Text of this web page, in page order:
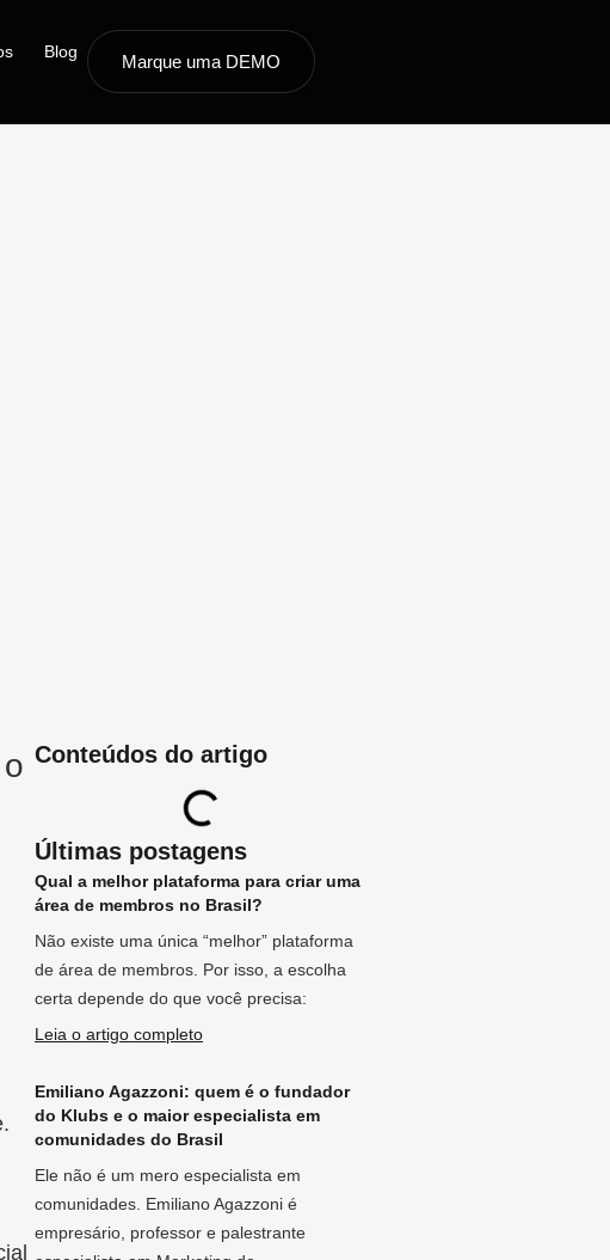
Blog Marque uma DEMO
Conteúdos do artigo
Últimas postagens
Qual a melhor plataforma para criar uma
área de membros no Brasil?
Não existe uma única “melhor” plataforma
de área de membros. Por isso, a escolha
certa depende do que você precisa:
Leia o artigo completo
Emiliano Agazzoni: quem é o fundador
do Klubs e o maior especialista em
comunidades do Brasil
Ele não é um mero especialista em
comunidades. Emiliano Agazzoni é
empresário, professor e palestrante